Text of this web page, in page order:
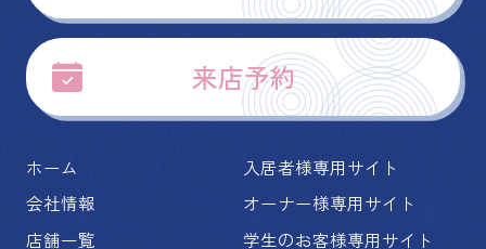
来店予約
ホーム
会社情報
店舗一覧
入居者様専用サイト
オーナー様専用サイト
学生のお客様専用サイト